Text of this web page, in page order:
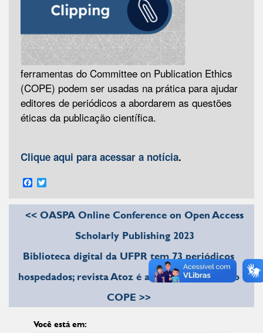
ferramentas do Committee on Publication Ethics
(COPE) podem ser usadas na prática para ajudar
editores de periódicos a abordarem as questões
éticas da publicação científica.
Clique aqui para acessar a notícia.
Facebook
<< OASPA Online Conference on Open Access
Scholarly Publishing 2023
Biblioteca digital da UFPR tem 73 periódicos
hospedados; revista Atoz é a primeira aceita no
COPE >>
Você está em: